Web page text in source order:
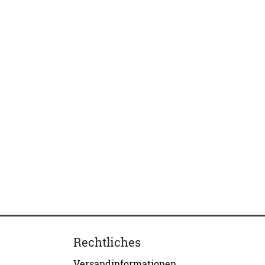
Rechtliches